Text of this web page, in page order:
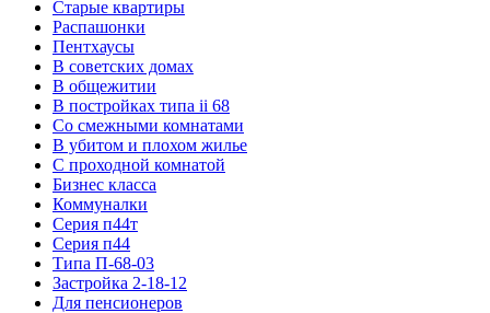
Старые квартиры
Распашонки
Пентхаусы
В советских домах
В общежитии
В постройках типа ii 68
Со смежными комнатами
В убитом и плохом жилье
С проходной комнатой
Бизнес класса
Коммуналки
Серия п44т
Серия п44
Типа П-68-03
Застройка 2-18-12
Для пенсионеров